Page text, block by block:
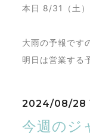
本日 8/31（土）
大雨の予報です
明日は営業する
2024/08/28
今週のジ